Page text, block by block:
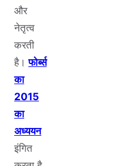
और
नेतृत्व
करती
है।फोर्ब्स
का
2015
का
अध्ययन
इंगित